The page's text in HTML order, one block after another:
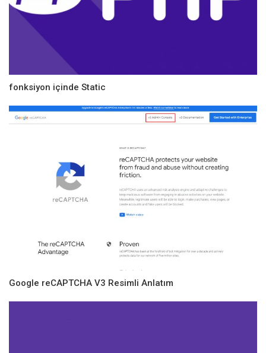
fonksiyon içinde Static
Google reCAPTCHA V3 Resimli Anlatım